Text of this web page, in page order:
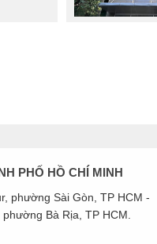
PHỐ HỒ CHÍ MINH
phường Sài Gòn, TP HCM -
Bà Rịa, TP HCM.